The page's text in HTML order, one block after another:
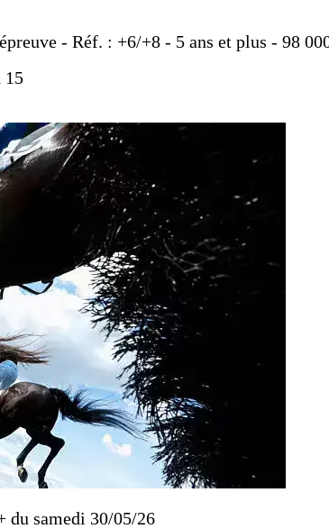
- Réf. : +6/+8 - 5 ans et plus - 98
15
du samedi 30/05/26